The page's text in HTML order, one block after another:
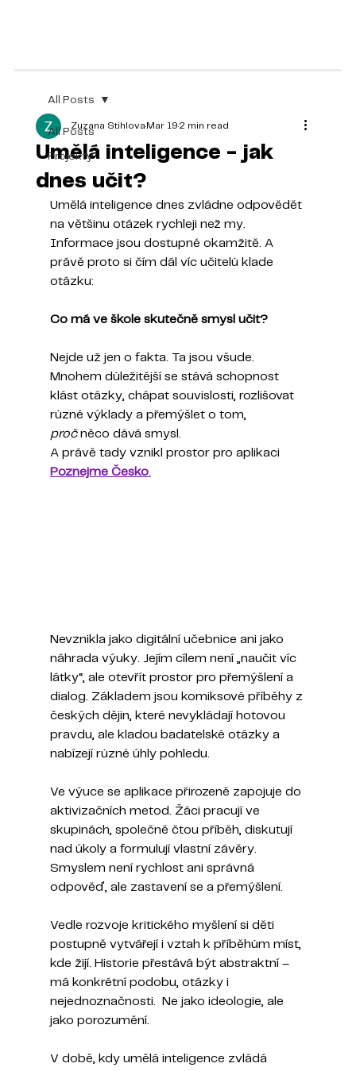
All Posts
Projekty
All Posts
Umělá inteligence - jak
dnes učit?
Zuzana StihlovaMar 192 min read
Umělá inteligence dnes zvládne odpovědět
na většinu otázek rychleji než my.
Informace jsou dostupné okamžitě. A
právě proto si čím dál víc učitelů klade
otázku:
Co má ve škole skutečně smysl učit?
Nejde už jen o fakta. Ta jsou všude.
Mnohem důležitější se stává schopnost
klást otázky, chápat souvislosti, rozlišovat
různé výklady a přemýšlet o tom,
proč něco dává smysl.
A právě tady vznikl prostor pro aplikaci
Poznejme Česko.
Nevznikla jako digitální učebnice ani jako
náhrada výuky. Jejím cílem není „naučit víc
látky“, ale otevřít prostor pro přemýšlení a
dialog. Základem jsou komiksové příběhy z
českých dějin, které nevykládají hotovou
pravdu, ale kladou badatelské otázky a
nabízejí různé úhly pohledu.
Ve výuce se aplikace přirozeně zapojuje do
aktivizačních metod. Žáci pracují ve
skupinách, společně čtou příběh, diskutují
nad úkoly a formulují vlastní závěry.
Smyslem není rychlost ani správná
odpověď, ale zastavení se a přemýšlení.
Vedle rozvoje kritického myšlení si děti
postupně vytvářejí i vztah k příběhům míst,
kde žijí. Historie přestává být abstraktní –
má konkrétní podobu, otázky i
nejednoznačnosti.  Ne jako ideologie, ale
jako porozumění.
V době, kdy umělá inteligence zvládá